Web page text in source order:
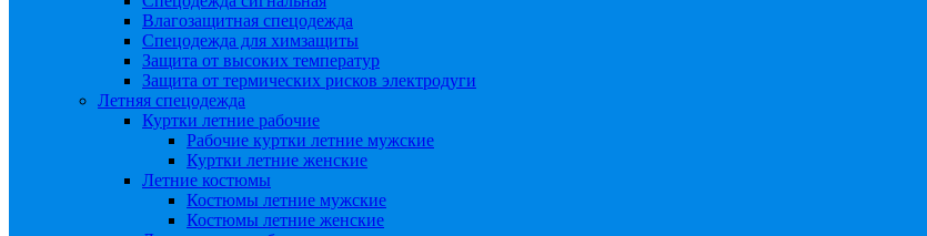
Влагозащитная спецодежда
Спецодежда для химзащиты
Защита от высоких температур
Защита от термических рисков электродуги
Летняя спецодежда
Куртки летние рабочие
Рабочие куртки летние мужские
Куртки летние женские
Летние костюмы
Костюмы летние мужские
Костюмы летние женские